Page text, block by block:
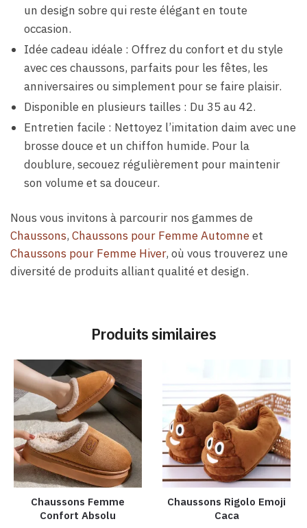
un design sobre qui reste élégant en toute
occasion.
Idée cadeau idéale : Offrez du confort et du style
avec ces chaussons, parfaits pour les fêtes, les
anniversaires ou simplement pour se faire plaisir.
Disponible en plusieurs tailles : Du 35 au 42.
Entretien facile : Nettoyez l’imitation daim avec une
brosse douce et un chiffon humide. Pour la
doublure, secouez régulièrement pour maintenir
son volume et sa douceur.
Nous vous invitons à parcourir nos gammes de
Chaussons, Chaussons pour Femme Automneet
Chaussons pour Femme Hiver, où vous trouverez une
diversité de produits alliant qualité et design.
Produits similaires
Chaussons Femme
Confort Absolu
Chaussons Rigolo Emoji
Caca